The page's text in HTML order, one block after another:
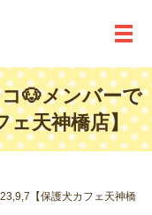
メ
🐶メンバーで
ェ天神橋店】
【保護犬カフェ天神橋